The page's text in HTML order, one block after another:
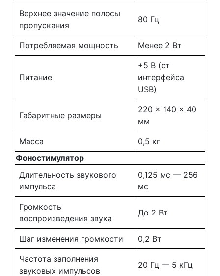
Верхнее значение полосы
пропускания
80 Гц
Потребляемая мощность Менее 2 Вт
Питание
+5 В (от
интерфейса
USB)
Габаритные размеры
220 x 140 x 40
мм
Масса
0,5 кг
Фоностимулятор
Длительность звукового
импульса
0,125 мс — 256
мс
Громкость
воспроизведения звука
До 2 Вт
Шаг изменения громкости 0,2 Вт
Частота заполнения
звуковых импульсов
20 Гц — 5 кГц